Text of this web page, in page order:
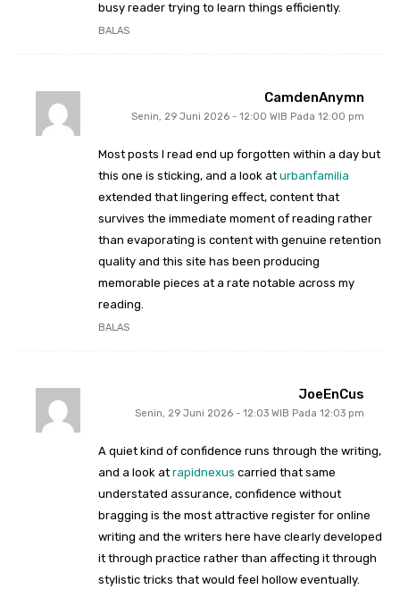
busy reader trying to learn things efficiently.
BALAS
CamdenAnymn
Senin, 29 Juni 2026 - 12:00 WIB Pada 12:00 pm
Most posts I read end up forgotten within a day but
this one is sticking, and a look at urbanfamilia
extended that lingering effect, content that
survives the immediate moment of reading rather
than evaporating is content with genuine retention
quality and this site has been producing
memorable pieces at a rate notable across my
reading.
BALAS
JoeEnCus
Senin, 29 Juni 2026 - 12:03 WIB Pada 12:03 pm
A quiet kind of confidence runs through the writing,
and a look at rapidnexus carried that same
understated assurance, confidence without
bragging is the most attractive register for online
writing and the writers here have clearly developed
it through practice rather than affecting it through
stylistic tricks that would feel hollow eventually.